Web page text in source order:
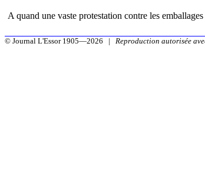
A quand une vaste protestation contre les
© Journal L'Essor 1905—2026 | Reproduction autorisée